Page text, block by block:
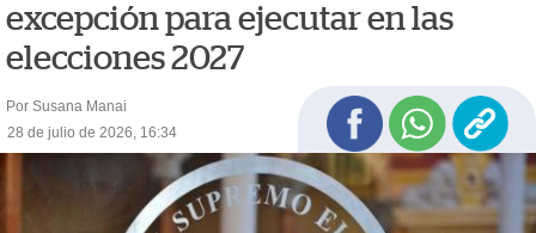
excepción para ejecutar en las
elecciones 2027
Por Susana Manai
28 de julio de 2026, 16:34